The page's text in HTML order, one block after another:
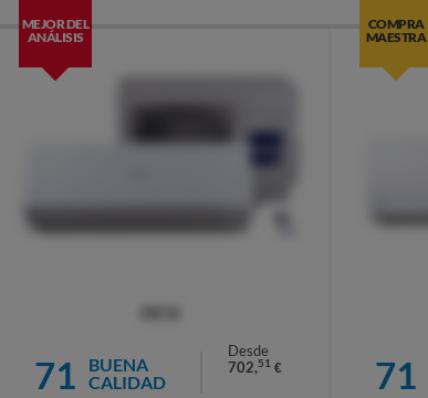
MEJOR DEL
ANÁLISIS
71
BUENA
CALIDAD
Desde
702,51 €
COMPRA
MAESTRA
71